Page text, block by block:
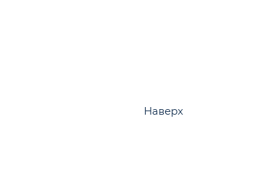
Наверх